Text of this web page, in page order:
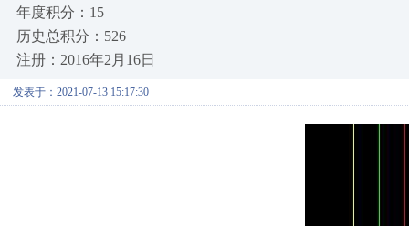
年度积分：15
历史总积分：526
注册：2016年2月16日
发表于：2021-07-13 15:17:30